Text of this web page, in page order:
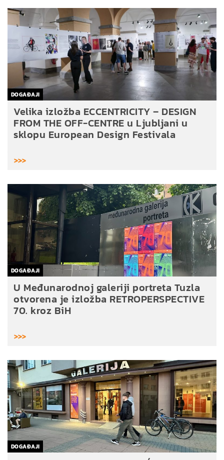
DOGAĐAJI
Velika izložba ECCENTRICITY – DESIGN
FROM THE OFF-CENTRE u Ljubljani u
sklopu European Design Festivala
>>>
DOGAĐAJI
U Međunarodnoj galeriji portreta Tuzla
otvorena je izložba RETROPERSPECTIVE
70. kroz BiH
>>>
DOGAĐAJI